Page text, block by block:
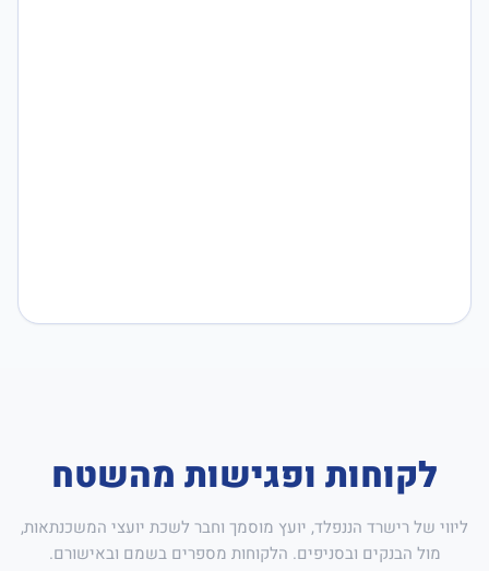
לקוחות ופגישות מהשטח
ליווי של רישרד הננפלד, יועץ מוסמך וחבר לשכת יועצי המשכנתאות,
מול הבנקים ובסניפים. הלקוחות מספרים בשמם ובאישורם.